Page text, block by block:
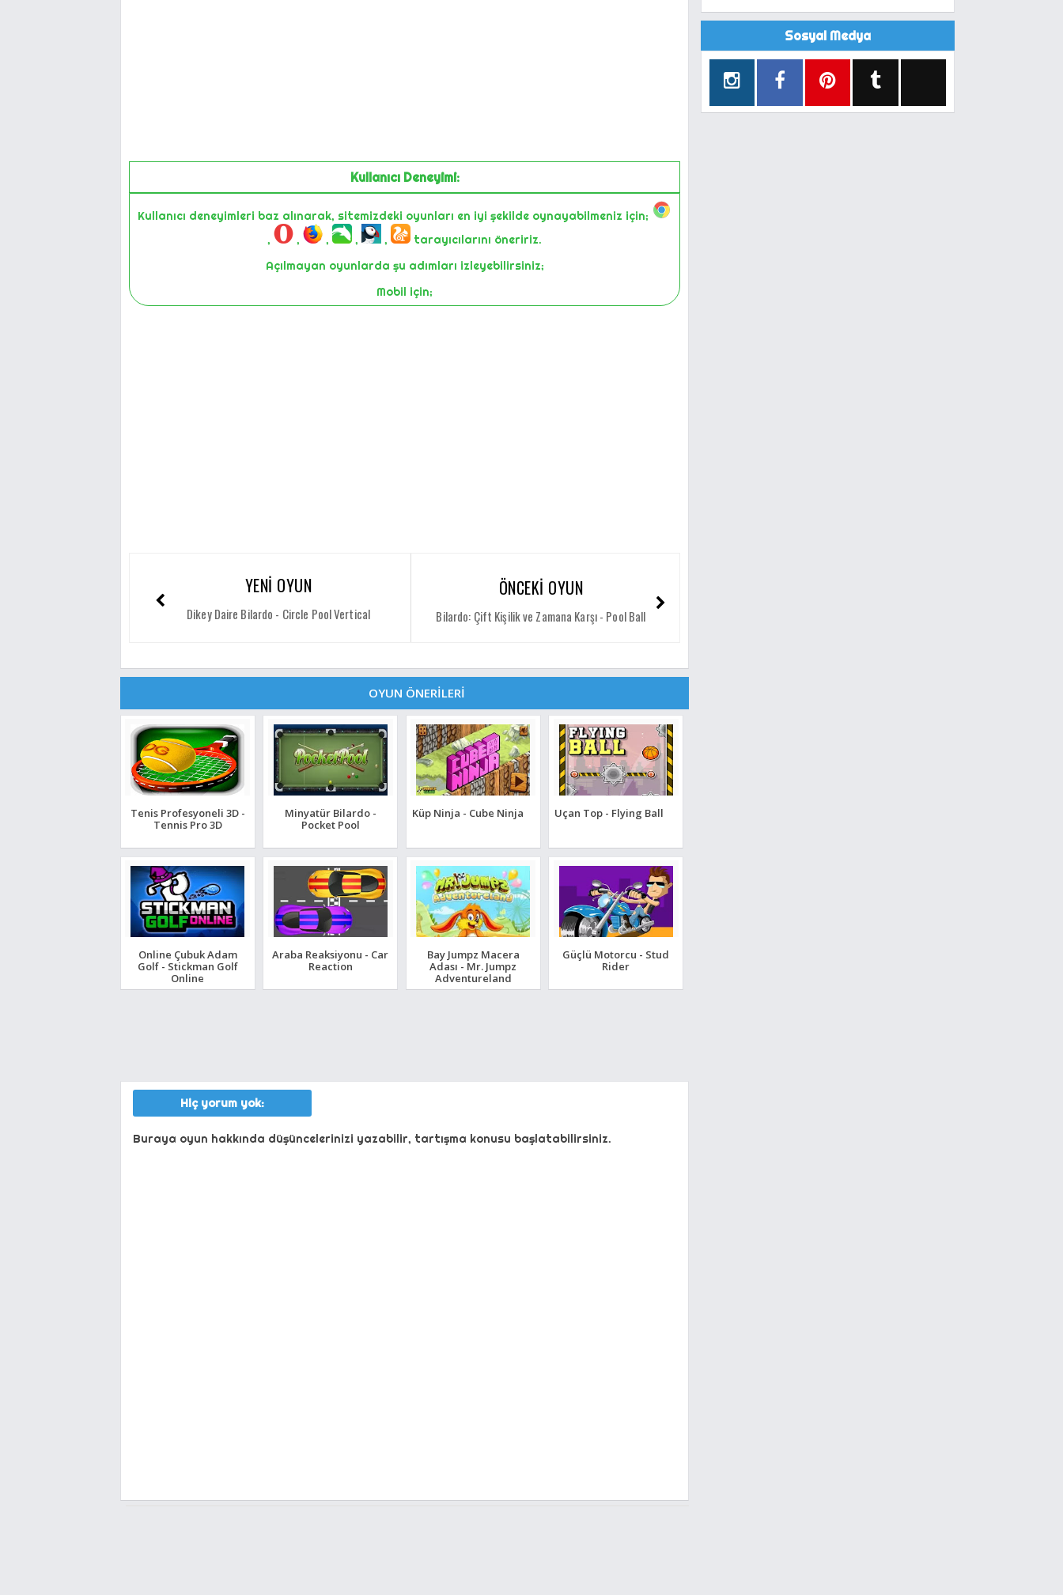
Kullanıcı Deneyimi:
Kullanıcı deneyimleri baz alınarak, sitemizdeki oyunları en iyi şekilde oynayabilmeniz için;
,
, , , ,
tarayıcılarını öneririz.
Açılmayan oyunlarda şu adımları izleyebilirsiniz;
Mobil için;
ÖNCEKİ OYUN
Bilardo: Çift Kişilik ve Zamana Karşı - Pool Ball
YENİ OYUN
Dikey Daire Bilardo - Circle Pool Vertical
OYUN ÖNERİLERİ
Tenis Profesyoneli 3D -
Tennis Pro 3D
Minyatür Bilardo -
Pocket Pool
Küp Ninja - Cube Ninja Uçan Top - Flying Ball
Online Çubuk Adam
Golf - Stickman Golf
Online
Araba Reaksiyonu - Car
Reaction
Bay Jumpz Macera
Adası - Mr. Jumpz
Adventureland
Güçlü Motorcu - Stud
Rider
Hiç yorum yok:
Buraya oyun hakkında düşüncelerinizi yazabilir, tartışma konusu başlatabilirsiniz.
Sosyal Medya